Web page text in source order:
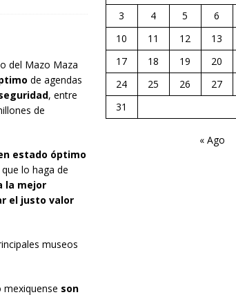
del Mazo Maza
de agendas
, entre
de
estado óptimo
que lo haga de
la mejor
el justo valor
museos
son
3
4 5 6
10
11 12 13
17
18 19 20
24
25 26 27
31
« Ago